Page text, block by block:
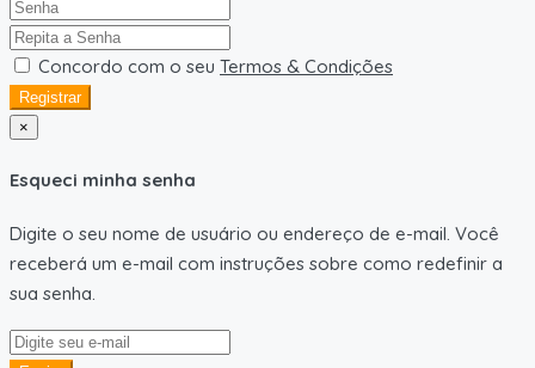
Concordo com o seu Termos & Condições
Registrar
×
Esqueci minha senha
Digite o seu nome de usuário ou endereço de e-mail. Você
receberá um e-mail com instruções sobre como redefinir a
sua senha.